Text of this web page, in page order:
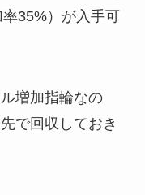
35%）が入手可
増加指輪なの
で回収しておき